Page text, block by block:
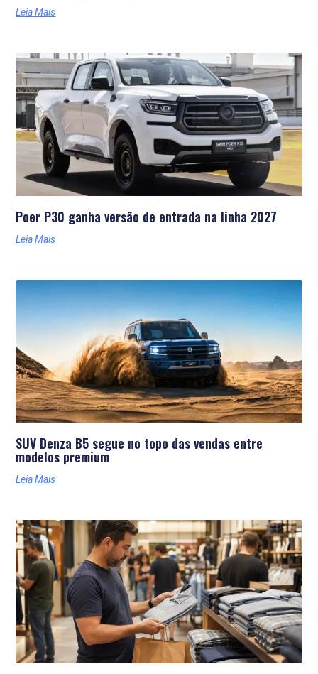
Leia Mais
Poer P30 ganha versão de entrada na linha 2027
Leia Mais
SUV Denza B5 segue no topo das vendas entre
modelos premium
Leia Mais